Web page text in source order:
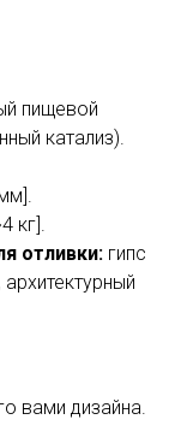
пищевой
катализ).
кг].
отливки: гипс
вами дизайна.